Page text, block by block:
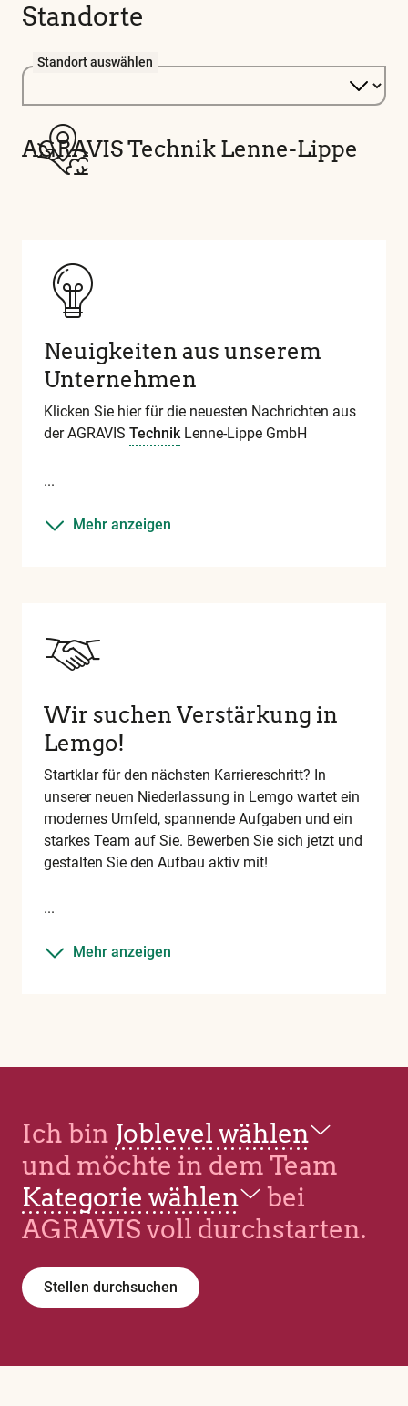
wichtigen
finden
Sie
unserem
Glossar
Standorte
Standort auswählen
AGRAVIS Technik Lenne-Lippe
Neuigkeiten aus unserem
Unternehmen
Klicken Sie hier für die neuesten Nachrichten aus
der AGRAVIS TechnikLenne-Lippe GmbH
Mehr anzeigen
Wir suchen Verstärkung in
Lemgo!
Startklar für den nächsten Karriereschritt? In
unserer neuen Niederlassung in Lemgo wartet ein
modernes Umfeld, spannende Aufgaben und ein
starkes Team auf Sie. Bewerben Sie sich jetzt und
gestalten Sie den Aufbau aktiv mit!
Mehr anzeigen
Ich bin Joblevel wählen
und möchte in dem Team
Kategorie wählen
bei
AGRAVIS voll durchstarten.
Stellen durchsuchen